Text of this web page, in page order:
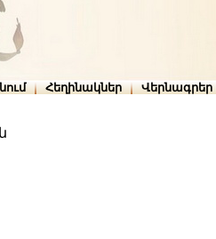
Հեղինակներ Վերնագրեր